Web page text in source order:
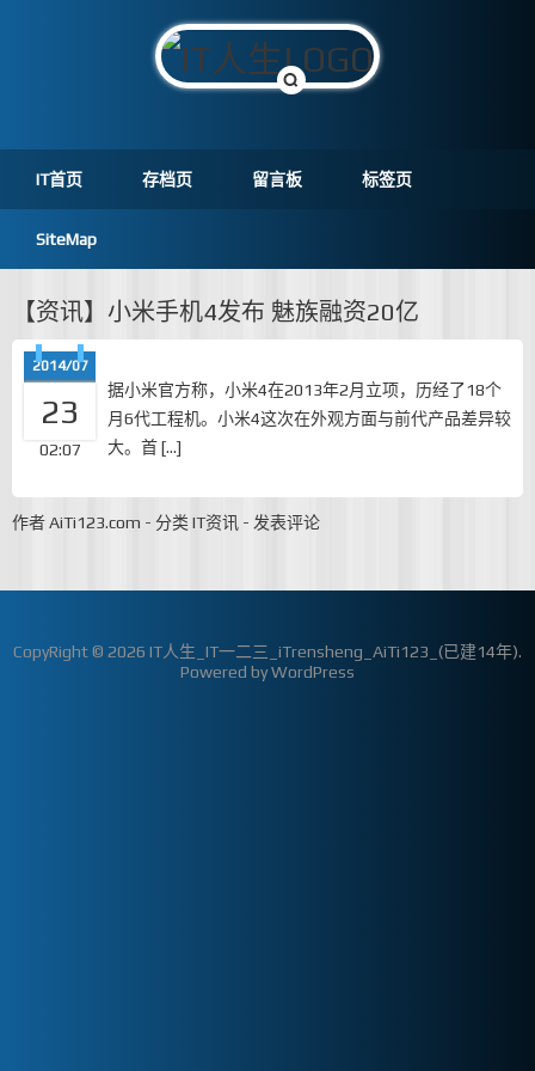
IT首页 存档页 留言板 标签页
SiteMap
【资讯】小米手机4发布 魅族融资20亿
2014/07
23
02:07
据小米官方称，小米4在2013年2月立项，历经了18个
月6代工程机。小米4这次在外观方面与前代产品差异较
大。首 […]
作者AiTi123.com - 分类 IT资讯 - 发表评论
CopyRight © 2026 IT人生_IT一二三_iTrensheng_AiTi123_(已建14年).
Powered byWordPress